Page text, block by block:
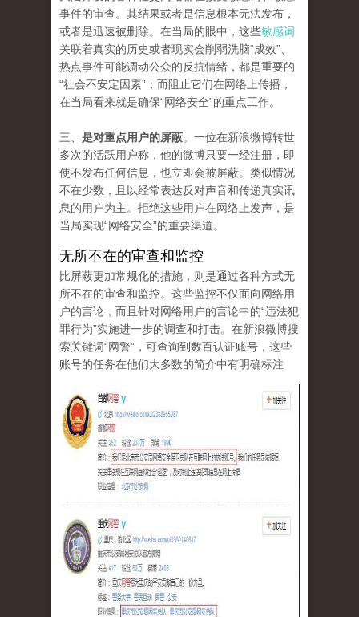
事件的审查。其结果或者是信息根本无法发布，
或者是迅速被删除。在当局的眼中，这些敏感词
关联着真实的历史或者现实会削弱洗脑“成效”、
热点事件可能调动公众的反抗情绪，都是重要的
“社会不安定因素”；而阻止它们在网络上传播，
在当局看来就是确保“网络安全”的重点工作。
三、 是对重点用户的屏蔽。一位在新浪微博转世
多次的活跃用户称，他的微博只要一经注册，即
使不发布任何信息，也立即会被屏蔽。类似情况
不在少数，且以经常表达反对声音和传递真实讯
息的用户为主。拒绝这些用户在网络上发声，是
当局实现“网络安全”的重要渠道。
无所不在的审查和监控
比屏蔽更加常规化的措施，则是通过各种方式无
所不在的审查和监控。这些监控不仅面向网络用
户的言论，而且针对网络用户的言论中的“违法犯
罪行为”实施进一步的调查和打击。在新浪微博搜
索关键词“网警”，可查询到数百认证账号，这些
账号的任务在他们大多数的简介中有明确标注
tu_2.jpg